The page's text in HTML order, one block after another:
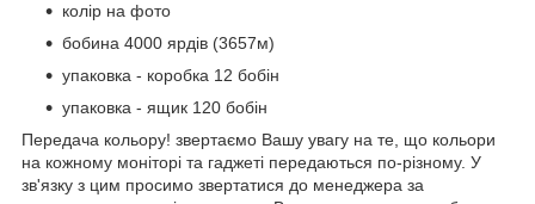
колір на фото
бобина 4000 ярдів (3657м)
упаковка - коробка 12 бобін
упаковка - ящик 120 бобін
Передача кольору! звертаємо Вашу увагу на те, що кольори
на кожному моніторі та гаджеті передаються по-різному. У
зв'язку з цим просимо звертатися до менеджера за